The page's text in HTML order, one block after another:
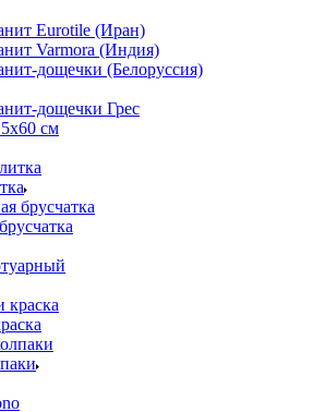
Eurotile (Иран)
Varmora (Индия)
дощечки (Белоруссия)
дощечки Грес
см
брусчатка